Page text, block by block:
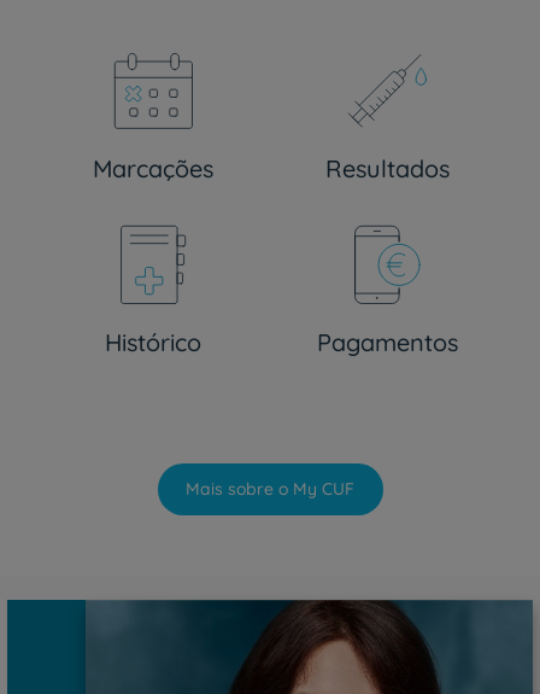
Marcações Resultados
Histórico Pagamentos
Mais sobre o My CUF